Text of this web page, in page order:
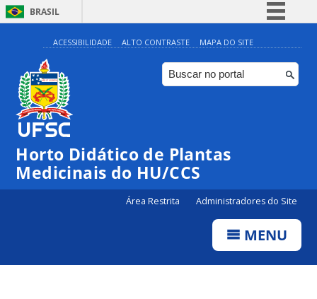
BRASIL
Simplifique!
Comunica BR
Participe
Canais
ACESSIBILIDADE ALTO CONTRASTE MAPA DO SITE
Horto Didático de Plantas
Medicinais do HU/CCS
Área Restrita Administradores do Site
MENU